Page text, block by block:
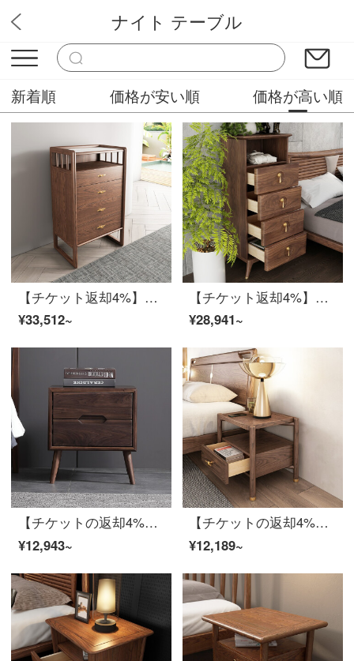
木村家具販売屋
ナイト テーブル
新着順 価格が安い順 価格が高い順
【チケット返却4%】慕尼思丹斗柜ドレッサーベッドルーム収納棚中国北欧辺棚高棚白蝋木棚実木斗キャビネット【輸入白蝋木＋大収納引き出し】
¥33,512~
【チケット返却4%】慕尼思丹斗柜ドレッサーベッドルームロッカー中国北欧寝室家具白蝋木箱5斗棚*1【輸入白蝋木】
¥28,941~
【チケットの返却4%】慕尼思丹のベッドヘッド棚の木のベッドルームの収納棚黒胡桃の木の収納棚の新中国式北欧家具の木のベッドヘッド棚*1【北米輸入黒胡桃木】
¥12,943~
【チケットの返却4%】慕尼思丹のベッドヘッド棚の丸太ベッドルーム収納棚の白蝋材収納棚新中国式北欧家具の丸太棚*1【輸入白蝋木】
¥12,189~